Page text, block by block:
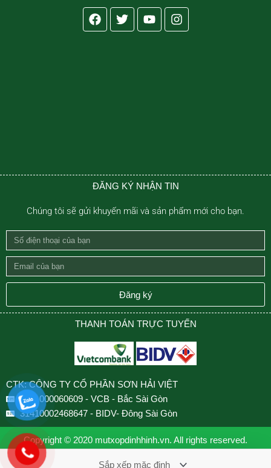
Facebook
TwitterYoutubeInstagram
ĐĂNG KÝ NHẬN TIN
Chúng tôi sẽ gửi khuyến mãi và sản phẩm mới cho bạn.
Số
điện
thoại
của
Email
của
Đăng ký
THANH TOÁN TRỰC TUYẾN
CTK: CÔNG TY CỔ PHẦN SƠN HẢI VIỆT
0501000060609 - VCB - Bắc Sài Gòn
31410002468647 - BIDV- Đông Sài Gòn
Copyright © 2020 mutxopdinhhinh.vn. All rights reserved.